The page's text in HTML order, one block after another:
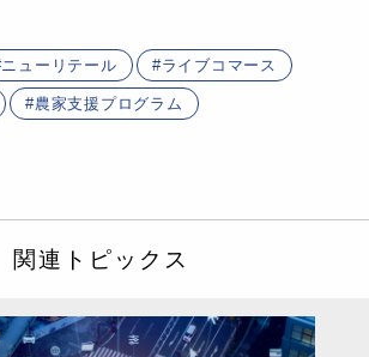
ニューリテール ライブコマース
農家支援プログラム
関連トピックス